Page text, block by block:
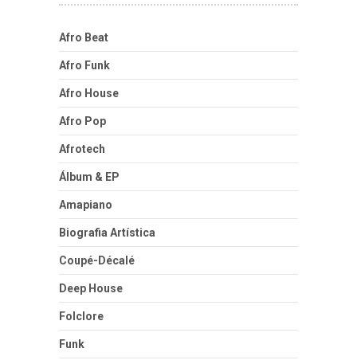
Afro Beat
Afro Funk
Afro House
Afro Pop
Afrotech
Álbum & EP
Amapiano
Biografia Artística
Coupé-Décalé
Deep House
Folclore
Funk